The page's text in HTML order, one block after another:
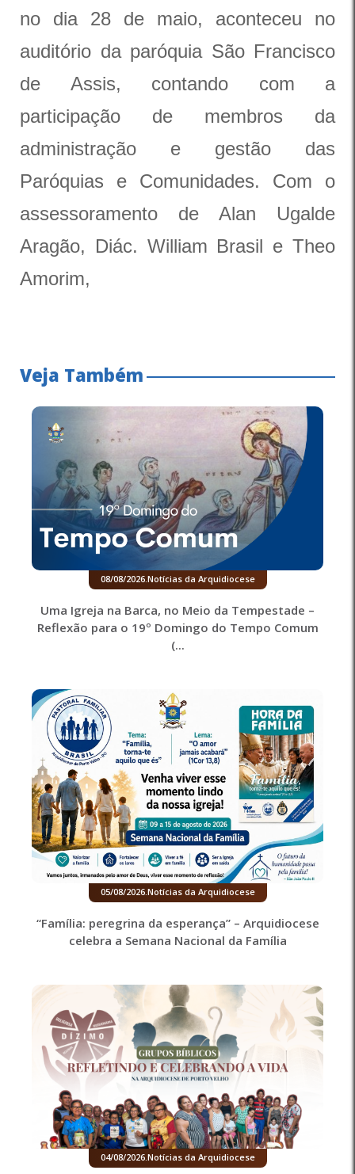
no dia 28 de maio, aconteceu no
auditório da paróquia São Francisco
de Assis, contando com a
participação de membros da
administração e gestão das
Paróquias e Comunidades. Com o
assessoramento de Alan Ugalde
Aragão, Diác. William Brasil e Theo
Amorim,
Veja Também
08/08/2026.Notícias da Arquidiocese
Uma Igreja na Barca, no Meio da Tempestade –
Reflexão para o 19º Domingo do Tempo Comum
(...
05/08/2026.Notícias da Arquidiocese
“Família: peregrina da esperança” – Arquidiocese
celebra a Semana Nacional da Família
04/08/2026.Notícias da Arquidiocese